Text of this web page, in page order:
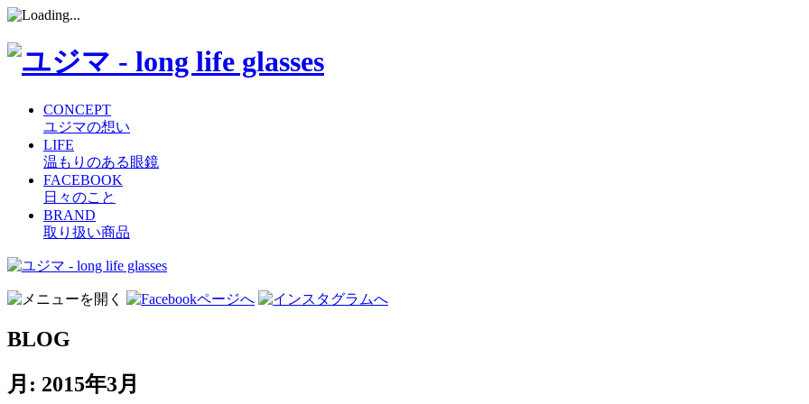
CONCEPT
ユジマの想い
LIFE
温もりのある眼鏡
FACEBOOK
日々のこと
BRAND
取り扱い商品
コ
テ
ツ
ス
キ
BLOG
月: 2015年3月